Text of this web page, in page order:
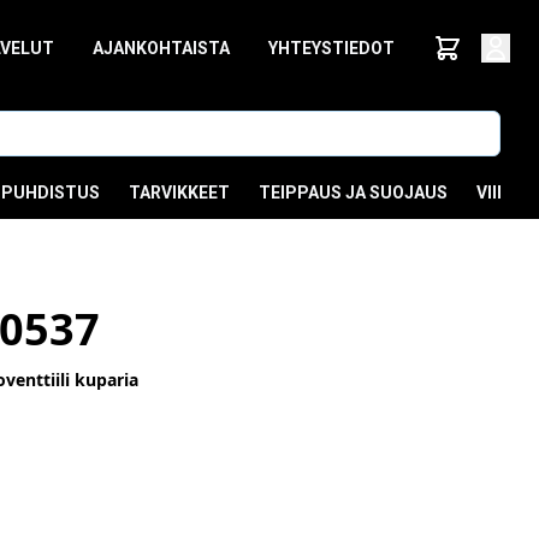
AJANKOHTAISTA YHTEYSTIEDOT
PUHDISTUS TARVIKKEET TEIPPAUS JA SUOJAUS
kuparia